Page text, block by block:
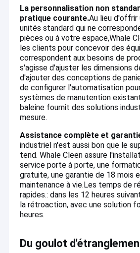
La personnalisation non
pratique courante.Au lieu d'offrir
unités standard qui ne
pièces ou à votre espace,Whale
les clients pour concevoir des
correspondent aux besoins de
s'agisse d'ajuster les dimensions
d'ajouter des conceptions de
de configurer l'automatisation
systèmes de manutention
baleine fournit des solutions
mesure.
Assistance complète et
industriel n'est aussi bon que le
tend. Whale Cleen assure
service porte à porte, une
gratuite, une garantie de 18 mois
maintenance à vie.Les temps de
rapides.: dans les 12 heures
la rétroaction, avec une solution
heures.
Du goulot